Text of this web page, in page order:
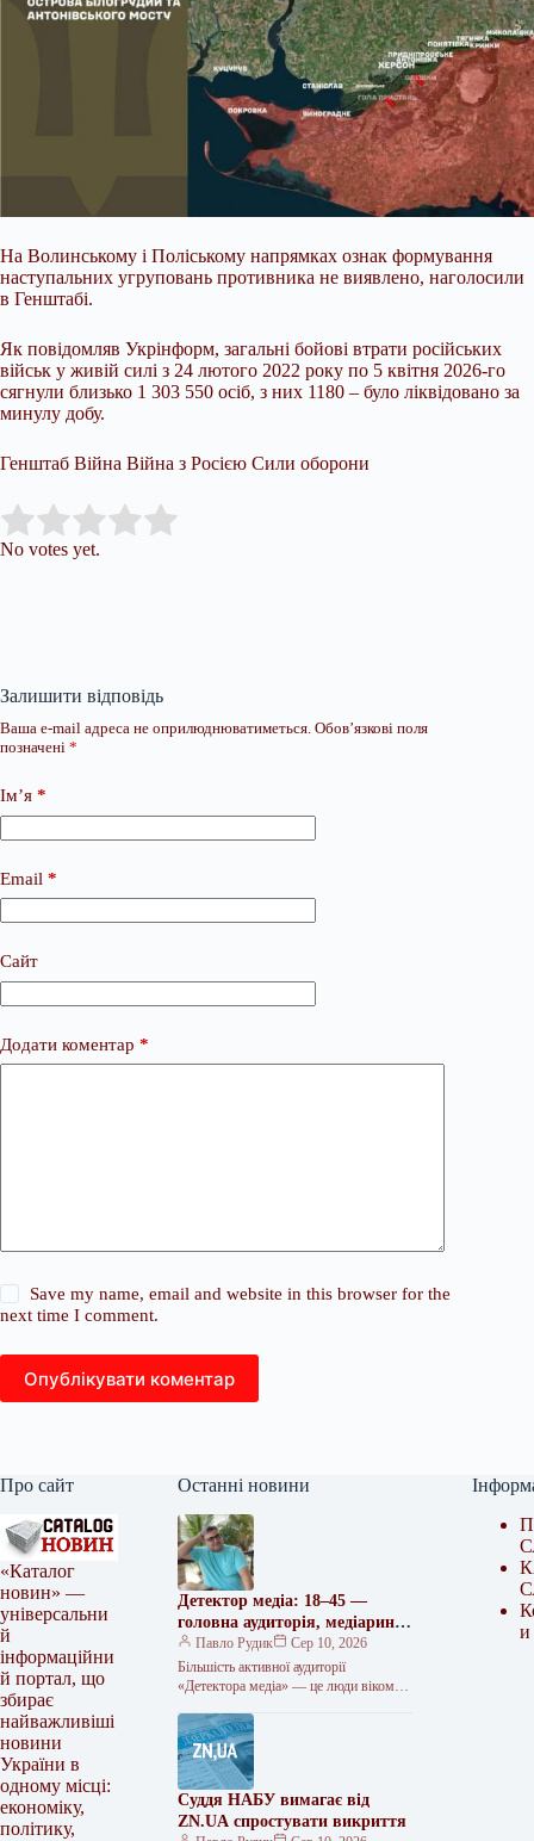
На Волинському і Поліському напрямках ознак формування
наступальних угруповань противника не виявлено, наголосили
в Генштабі.
Як повідомляв Укрінформ, загальні бойові втрати російських
військ у живій силі з 24 лютого 2022 року по 5 квітня 2026-го
сягнули близько 1 303 550 осіб, з них 1180 – було ліквідовано за
минулу добу.
Генштаб Війна Війна з Росією Сили оборони
Rate this item:
No votes yet.
Залишити відповідь
Ваша e-mail адреса не оприлюднюватиметься. Обов’язкові поля
позначені *
Ім’я *
Email *
Сайт
Додати коментар *
Save my name, email and website in this browser for the
next time I comment.
Опублікувати коментар
Про сайт
«Каталог
новин» —
універсальни
й
інформаційни
й портал, що
збирає
найважливіші
новини
України в
одному місці:
економіку,
політику,
Останні новини
Детектор медіа: 18–45 —
головна аудиторія, медіаринок
— у фокусі інтересів
Павло Рудик
Сер 10, 2026
Більшість активної аудиторії
«Детектора медіа» — це люди віком
новини медіаринку. Про це свідчать
результати…
Суддя НАБУ вимагає від
ZN.UA спростувати викриття
и